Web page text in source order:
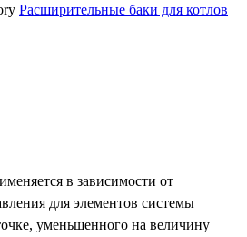
Расширительные баки для котлов
в зависимости от
для элементов системы
уменьшенного на величину